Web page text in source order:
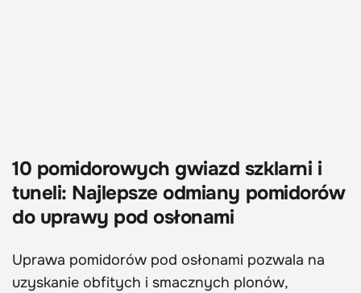
10 pomidorowych gwiazd szklarni i
tuneli: Najlepsze odmiany pomidorów
do uprawy pod osłonami
Uprawa pomidorów pod osłonami pozwala na
uzyskanie obfitych i smacznych plonów,